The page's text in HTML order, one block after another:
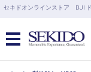
セキドオンラインストア DJI
6,000円以上